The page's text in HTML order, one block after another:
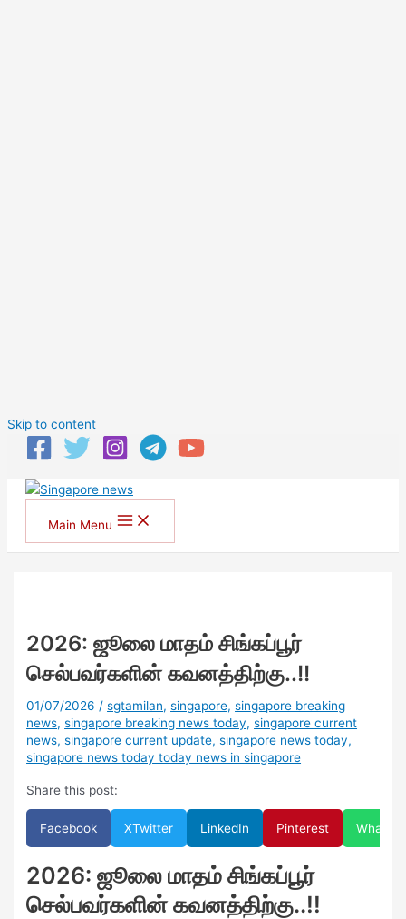
Skip to content
Main Menu
2026: ஜூலை மாதம் சிங்கப்பூர்
செல்பவர்களின் கவனத்திற்கு..!!
01/07/2026 /sgtamilan,singapore,singapore breaking
news,singapore breaking news today,singapore current
news,singapore current update,singapore news today,
singapore news today today news in singapore
Share this post:
Facebook XTwitter LinkedIn Pinterest
2026: ஜூலை மாதம் சிங்கப்பூர்
செல்பவர்களின் கவனத்திற்கு..!!